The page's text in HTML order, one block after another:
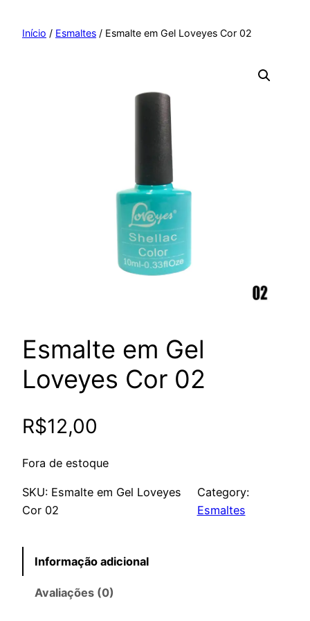
paraInício / Esmaltes / Esmalte em Gel Loveyes Cor 02
Esmalte em Gel
Loveyes Cor 02
R$12,00
Fora de estoque
SKU: Esmalte em Gel Loveyes
Cor 02
Category:
Esmaltes
Informação adicional
Avaliações (0)